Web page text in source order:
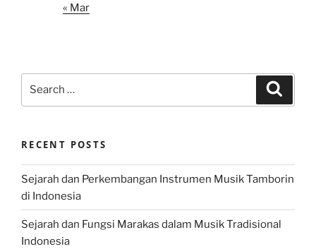
« Mar
RECENT POSTS
Sejarah dan Perkembangan Instrumen Musik Tamborin
di Indonesia
Sejarah dan Fungsi Marakas dalam Musik Tradisional
Indonesia